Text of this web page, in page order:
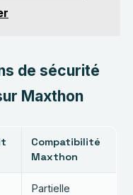
de sécurité
Maxthon
Compatibilité
Maxthon
Partielle